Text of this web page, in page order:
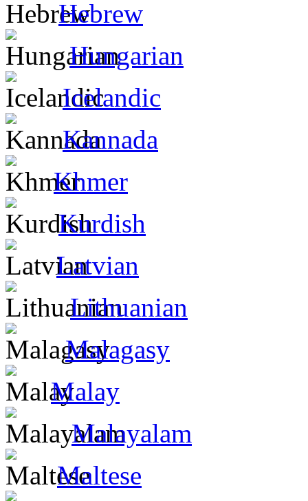
Hebrew
Hungarian
Icelandic
Kannada
Khmer
Kurdish
Latvian
Lithuanian
Malagasy
Malay
Malayalam
Maltese